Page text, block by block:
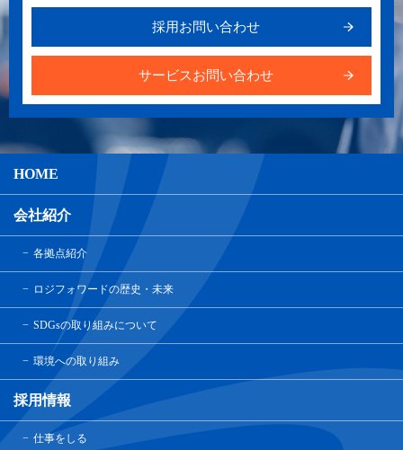
採用お問い合わせ
サービスお問い合わせ
HOME
会社紹介
各拠点紹介
ロジフォワードの歴史・未来
SDGsの取り組みについて
環境への取り組み
採用情報
仕事をしる